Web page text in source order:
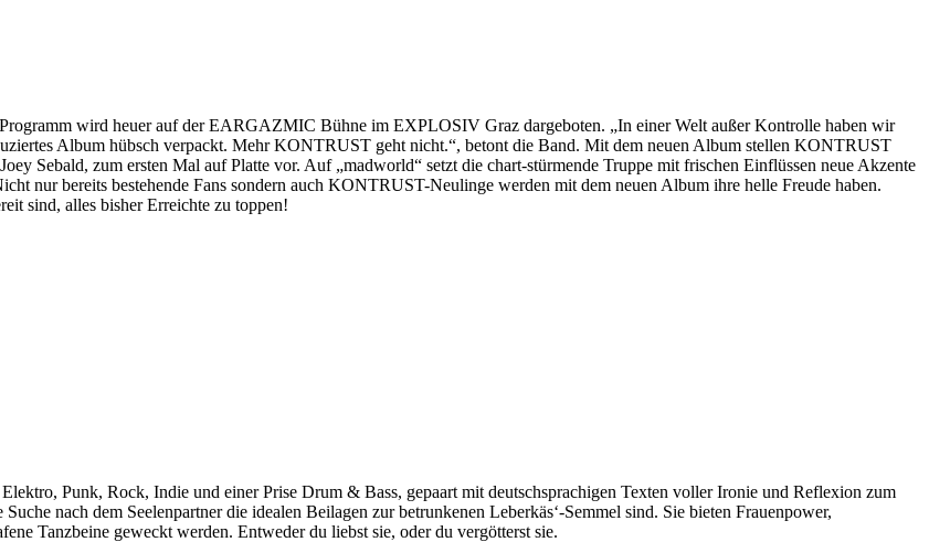
wird heuer auf der EARGAZMIC Bühne im EXPLOSIV Graz dargeboten. „In einer Welt außer Kontrolle haben wir
Album hübsch verpackt. Mehr KONTRUST geht nicht.“, betont die Band. Mit dem neuen Album stellen KONTRUST
Sebald, zum ersten Mal auf Platte vor. Auf „madworld“ setzt die chart-stürmende Truppe mit frischen Einflüssen neue Akzente
nur bereits bestehende Fans sondern auch KONTRUST-Neulinge werden mit dem neuen Album ihre helle Freude haben.
sind, alles bisher Erreichte zu toppen!
Punk, Rock, Indie und einer Prise Drum & Bass, gepaart mit deutschsprachigen Texten voller Ironie und Reflexion zum
nach dem Seelenpartner die idealen Beilagen zur betrunkenen Leberkäs‘-Semmel sind. Sie bieten Frauenpower,
Tanzbeine geweckt werden. Entweder du liebst sie, oder du vergötterst sie.